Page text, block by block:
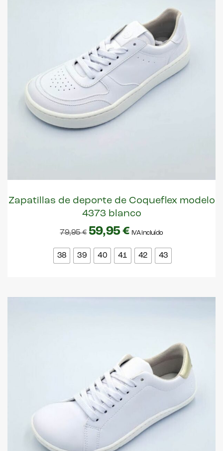
Zapatillas de deporte de Coqueflex modelo
4373 blanco
79,95€ 59,95€ IVA incluído
38 39 40 41 42 43